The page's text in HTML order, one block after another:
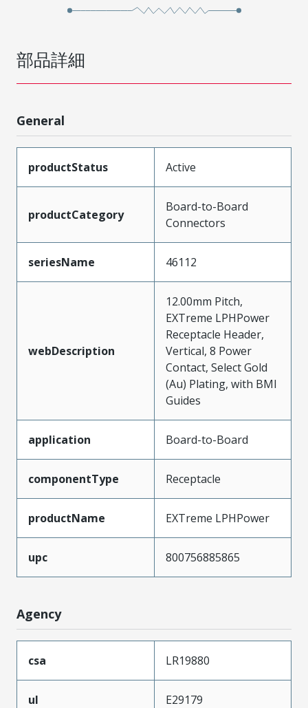
部品詳細
General
productStatus Active
productCategory
Board-to-Board
Connectors
seriesName 46112
webDescription
12.00mm Pitch,
EXTreme LPHPower
Receptacle Header,
Vertical, 8 Power
Contact, Select Gold
(Au) Plating, with BMI
Guides
application Board-to-Board
componentType Receptacle
productName EXTreme LPHPower
upc 800756885865
Agency
csa LR19880
ul
E29179